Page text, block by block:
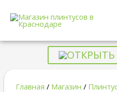
Главная / Магазин /